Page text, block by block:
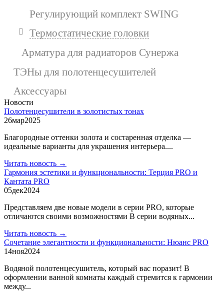
Регулирующий комплект SWING
Термостатические головки
Арматура для радиаторов Сунержа
ТЭНы для полотенцесушителей
Аксессуары
Новости
Полотенцесушители в золотистых тонах
26мар2025
Благородные оттенки золота и состаренная отделка —
идеальные варианты для украшения интерьера....
Читать новость →
Гармония эстетики и функциональности: Терция PRO и
Кантата PRO
05дек2024
Представляем две новые модели в серии PRO, которые
отличаются своими возможностями В серии водяных...
Читать новость →
Сочетание элегантности и функциональности: Нюанс PRO
14ноя2024
Водяной полотенцесушитель, который вас поразит! В
оформлении ванной комнаты каждый стремится к гармонии
между...